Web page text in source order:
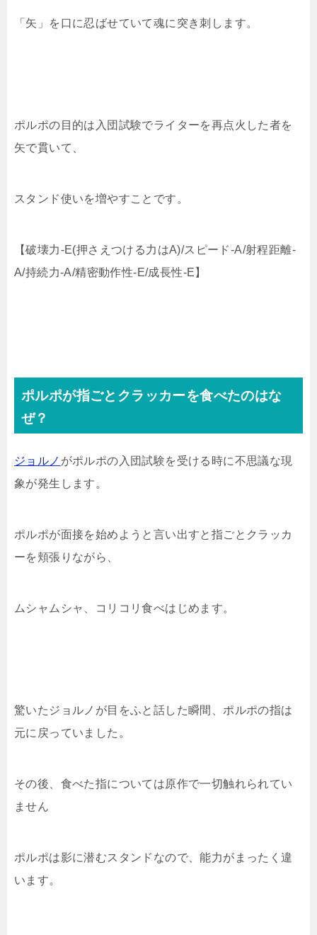
「矢」を口に忍ばせていて魂に突き刺します。
ポルポの目的は入団試験でライターを再点火した者を
矢で貫いて、
スタンド使いを増やすことです。
【破壊力-E(押さえつける力はA)/スピード-A/射程距離-
A/持続力-A/精密動作性-E/成長性-E】
ポルポが指ごとクラッカーを食べたのはな
ぜ？
ジョルノ がポルポの入団試験を受ける時に不思議な現
象が発生します。
ポルポが面接を始めようと言い出すと指ごとクラッカ
ーを頬張りながら、
ムシャムシャ、コリコリ食べはじめます。
驚いたジョルノが目をふと話した瞬間、ポルポの指は
元に戻っていました。
その後、食べた指については原作で一切触れられてい
ません
ポルポは影に潜むスタンドなので、能力がまったく違
います。